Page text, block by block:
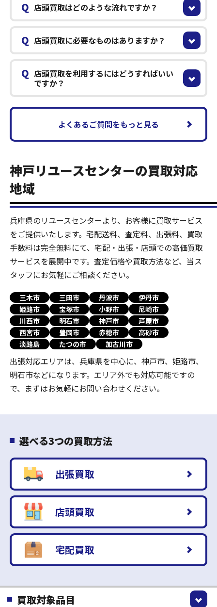
Q 店頭買取はどのような流れですか？
Q 店頭買取に必要なものはありますか？
Q 店頭買取を利用するにはどうすればいい
ですか？
よくあるご質問をもっと見る
神戸リユースセンターの買取対応
地域
兵庫県のリユースセンターより、お客様に買取サービス
をご提供いたします。宅配送料、査定料、出張料、買取
手数料は完全無料にて、宅配・出張・店頭での高価買取
サービスを展開中です。査定価格や買取方法など、当ス
タッフにお気軽にご相談ください。
三木市 三田市 丹波市
伊丹市
姫路市
宝塚市 小野市
尼崎市
川西市
明石市 神戸市
芦屋市
西宮市
豊岡市 赤穂市
高砂市
淡路島
たつの市 加古川市
出張対応エリアは、兵庫県を中心に、神戸市、姫路市、
明石市などになります。エリア外でも対応可能ですの
で、まずはお気軽にお問い合わせください。
選べる3つの買取方法
出張買取
店頭買取
宅配買取
買取対象品目